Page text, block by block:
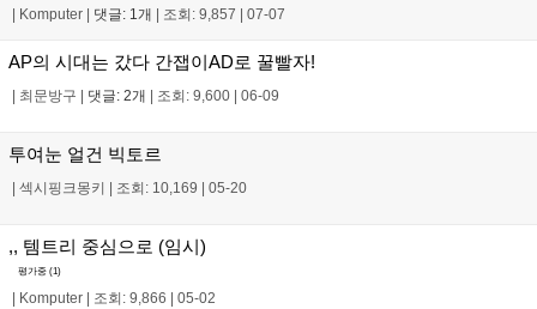
Komputer 댓글: 1개 조회: 9,857 07-07
AP의 시대는 갔다 간잽이AD로 꿀빨자!
최문방구 댓글: 2개 조회: 9,600 06-09
투여눈 얼건 빅토르
섹시핑크몽키 조회: 10,169 05-20
,, 템트리 중심으로 (임시)
평가중 (1)
Komputer 조회: 9,866 05-02